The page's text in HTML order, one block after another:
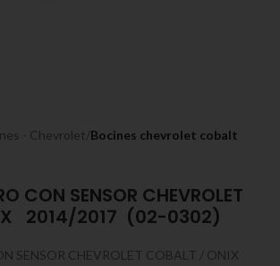
- Chevrolet Bocines chevrolet cobalt
CON SENSOR CHEVROLET
2014/2017 (02-0302)
SENSOR CHEVROLET COBALT / ONIX